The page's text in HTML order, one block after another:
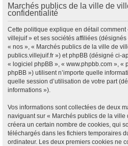
Marchés publics de la ville de
confidentialité
Cette politique explique en détail
villejuif » et ses sociétés affiliées
« nos », « Marchés publics de la ville de
publics.villejuif.fr ») et phpBB (désigné ci-
« logiciel phpBB », « www.phpbb.com », «
phpBB ») utilisent n’importe quelle
quelle session d’utilisation de votre part
informations »).
Vos informations sont collectées de deux
naviguant sur « Marchés publics de la
créera un certain nombre de cookies, qui
téléchargés dans les fichiers temporaires
ordinateur. Les deux premiers cookies ne